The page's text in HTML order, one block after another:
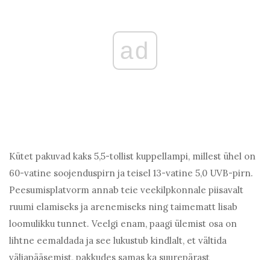
ad
Kütet pakuvad kaks 5,5-tollist kuppellampi, millest ühel on
60-vatine soojenduspirn ja teisel 13-vatine 5,0 UVB-pirn.
Peesumisplatvorm annab teie veekilpkonnale piisavalt
ruumi elamiseks ja arenemiseks ning taimematt lisab
loomulikku tunnet. Veelgi enam, paagi ülemist osa on
lihtne eemaldada ja see lukustub kindlalt, et vältida
väljapääsemist, pakkudes samas ka suurepärast